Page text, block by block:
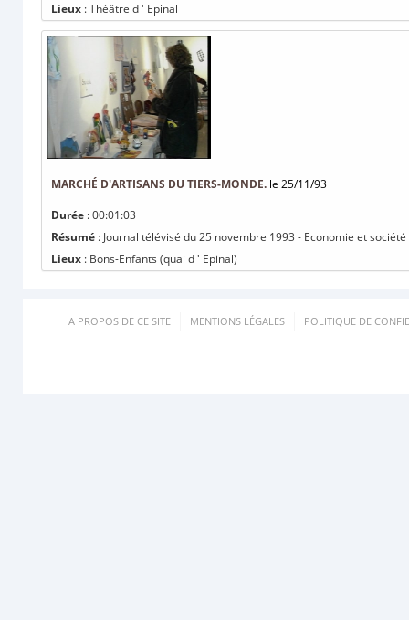
Lieux : Théâtre d ' Epinal
MARCHÉ D'ARTISANS DU TIERS-MONDE. le 25/11/93
Durée : 00:01:03
Résumé : Journal télévisé du 25 novembre 1993 - Economie et
Lieux : Bons-Enfants (quai d ' Epinal)
A PROPOS DE CE SITE MENTIONS LÉGALES POLITIQUE DE